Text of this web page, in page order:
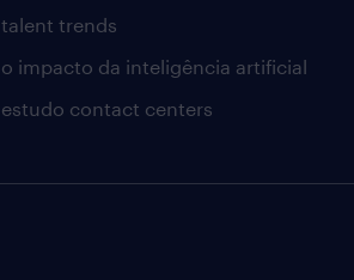
talent trends
o impacto da inteligência artificial
estudo contact centers